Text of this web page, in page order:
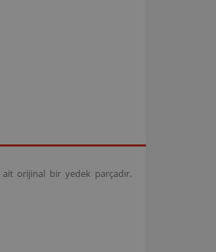
ait orijinal bir yedek parçadır.